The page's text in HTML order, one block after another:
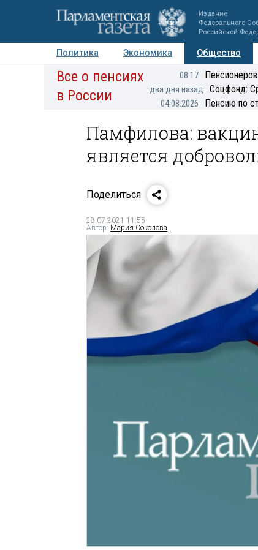
Издание
Федерального
Российской
Политика Экономика Общество
Авторы Персоны Мнения
Все о пенсиях
в России
08:17
два дня назад Соцфонд:
04.08.2026 Пенсию по
Памфилова:
является
Поделиться
28.07.2021 11:55
Автор: Мария Соколова